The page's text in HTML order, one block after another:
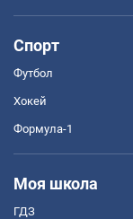
Спорт
Футбол
Хокей
Формула-1
Моя школа
ГДЗ